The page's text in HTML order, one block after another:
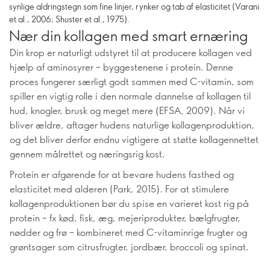
synlige aldringstegn som fine linjer, rynker og tab af elasticitet (Varani
et al., 2006; Shuster et al., 1975).
Nær din kollagen med smart ernæring
Din krop er naturligt udstyret til at producere kollagen ved
hjælp af aminosyrer – byggestenene i protein. Denne
proces fungerer særligt godt sammen med C-vitamin, som
spiller en vigtig rolle i den normale dannelse af kollagen til
hud, knogler, brusk og meget mere (EFSA, 2009). Når vi
bliver ældre, aftager hudens naturlige kollagenproduktion,
og det bliver derfor endnu vigtigere at støtte kollagennettet
gennem målrettet og næringsrig kost.
Protein er afgørende for at bevare hudens fasthed og
elasticitet med alderen (Park, 2015). For at stimulere
kollagenproduktionen bør du spise en varieret kost rig på
protein – fx kød, fisk, æg, mejeriprodukter, bælgfrugter,
nødder og frø – kombineret med C-vitaminrige frugter og
grøntsager som citrusfrugter, jordbær, broccoli og spinat.